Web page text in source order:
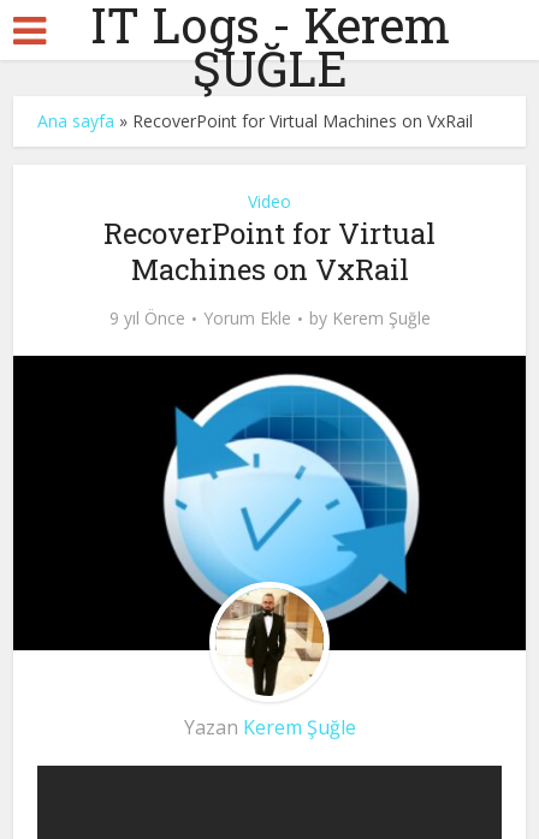
IT Logs - Kerem
ŞUĞLE
Ana sayfa » RecoverPoint for Virtual Machines on VxRail
Video
RecoverPoint for Virtual
Machines on VxRail
9 yıl Önce Yorum Ekle by Kerem Şuğle
Yazan Kerem Şuğle